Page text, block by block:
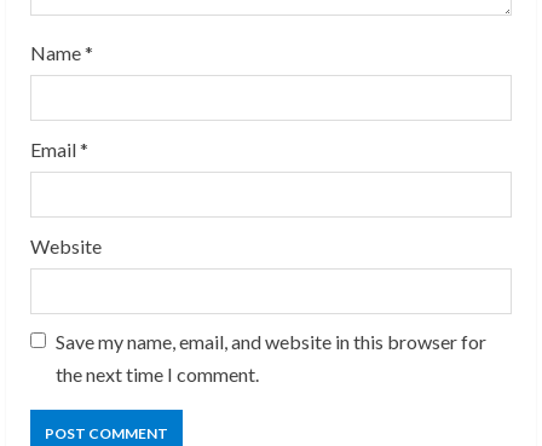
g
Name*
Email*
Website
Save my name, email, and website in this browser for
the next time I comment.